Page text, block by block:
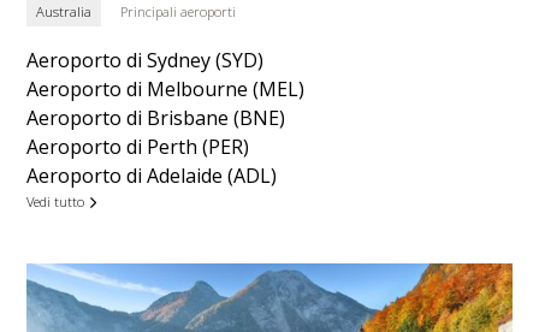
Australia Principali aeroporti
Aeroporto di Sydney (SYD)
Aeroporto di Melbourne (MEL)
Aeroporto di Brisbane (BNE)
Aeroporto di Perth (PER)
Aeroporto di Adelaide (ADL)
Vedi tutto